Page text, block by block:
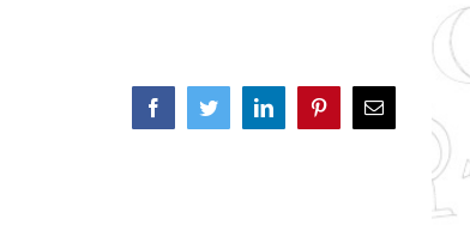
FacebookTwitterLinkedIn PinterestCorreo
electrónico